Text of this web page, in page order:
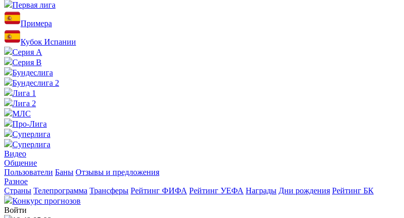
Первая лига
Примера
Кубок Испании
Серия А
Серия B
Бундеслига
Бундеслига 2
Лига 1
Лига 2
МЛС
Про-Лига
Суперлига
Суперлига
Видео
Общение
Пользователи Баны Отзывы и предложения
Разное
Страны Телепрограмма Трансферы Рейтинг ФИФА Рейтинг УЕФА Награды Дни рождения Рейтинг БК
Конкурс прогнозов
Войти